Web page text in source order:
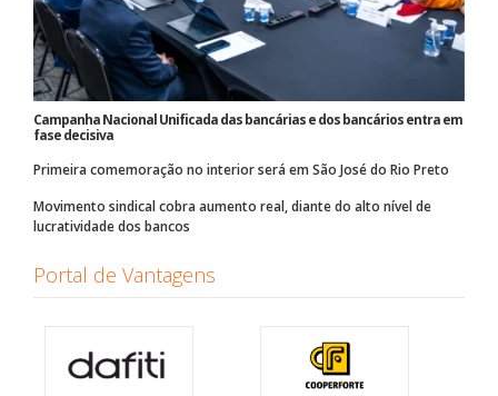
Campanha Nacional Unificada das bancárias e dos bancários entra em
fase decisiva
Primeira comemoração no interior será em São José do Rio Preto
Movimento sindical cobra aumento real, diante do alto nível de
lucratividade dos bancos
Portal de Vantagens